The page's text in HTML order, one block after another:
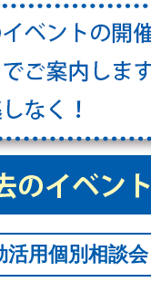
用個別相談会